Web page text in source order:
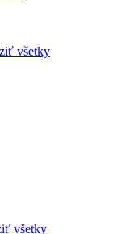
všetky
všetky